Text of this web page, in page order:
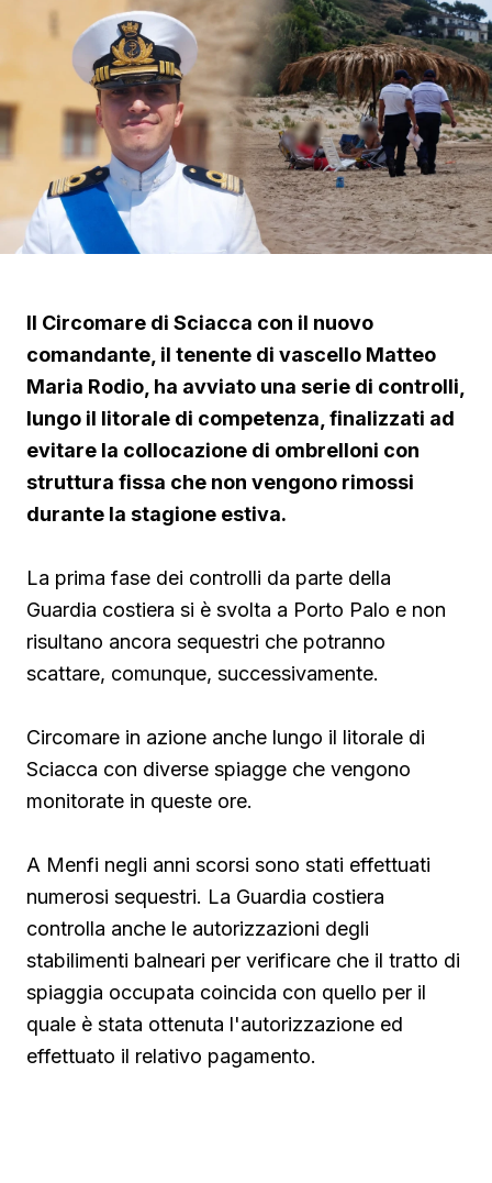
Il Circomare di Sciacca con il nuovo
comandante, il tenente di vascello Matteo
Maria Rodio, ha avviato una serie di controlli,
lungo il litorale di competenza, finalizzati ad
evitare la collocazione di ombrelloni con
struttura fissa che non vengono rimossi
durante la stagione estiva.
La prima fase dei controlli da parte della
Guardia costiera si è svolta a Porto Palo e non
risultano ancora sequestri che potranno
scattare, comunque, successivamente.
Circomare in azione anche lungo il litorale di
Sciacca con diverse spiagge che vengono
monitorate in queste ore.
A Menfi negli anni scorsi sono stati effettuati
numerosi sequestri. La Guardia costiera
controlla anche le autorizzazioni degli
stabilimenti balneari per verificare che il tratto di
spiaggia occupata coincida con quello per il
quale è stata ottenuta l'autorizzazione ed
effettuato il relativo pagamento.